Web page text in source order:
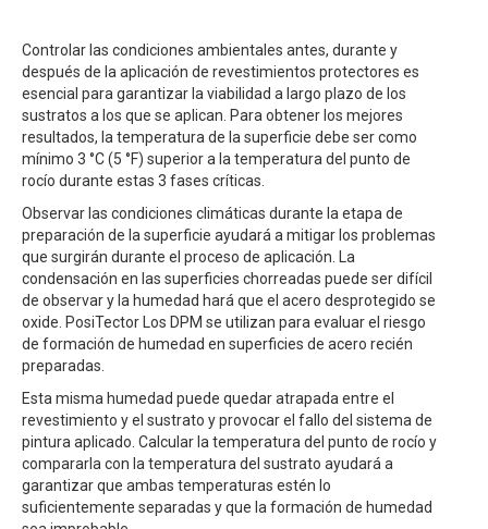
Controlar las condiciones ambientales antes, durante y
después de la aplicación de revestimientos protectores es
esencial para garantizar la viabilidad a largo plazo de los
sustratos a los que se aplican. Para obtener los mejores
resultados, la temperatura de la superficie debe ser como
mínimo 3 °C (5 °F) superior a la temperatura del punto de
rocío durante estas 3 fases críticas.
Observar las condiciones climáticas durante la etapa de
preparación de la superficie ayudará a mitigar los problemas
que surgirán durante el proceso de aplicación. La
condensación en las superficies chorreadas puede ser difícil
de observar y la humedad hará que el acero desprotegido se
oxide. PosiTector Los DPM se utilizan para evaluar el riesgo
de formación de humedad en superficies de acero recién
preparadas.
Esta misma humedad puede quedar atrapada entre el
revestimiento y el sustrato y provocar el fallo del sistema de
pintura aplicado. Calcular la temperatura del punto de rocío y
compararla con la temperatura del sustrato ayudará a
garantizar que ambas temperaturas estén lo
suficientemente separadas y que la formación de humedad